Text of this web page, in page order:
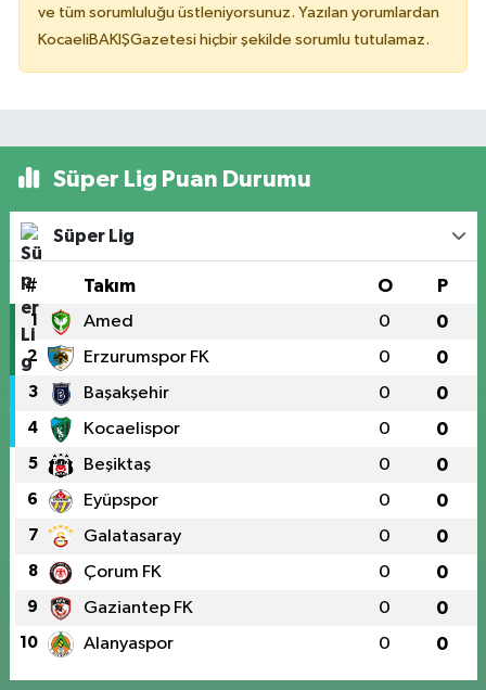
ve tüm sorumluluğu üstleniyorsunuz. Yazılan yorumlardan
KocaeliBAKIŞGazetesi hiçbir şekilde sorumlu tutulamaz.
Süper Lig Puan Durumu
Süper Lig
# Takım O P
1 Amed 0 0
2 Erzurumspor FK 0 0
3 Başakşehir 0 0
4 Kocaelispor 0 0
5 Beşiktaş 0 0
6 Eyüpspor 0 0
7 Galatasaray 0 0
8 Çorum FK 0 0
9 Gaziantep FK 0 0
10 Alanyaspor 0 0